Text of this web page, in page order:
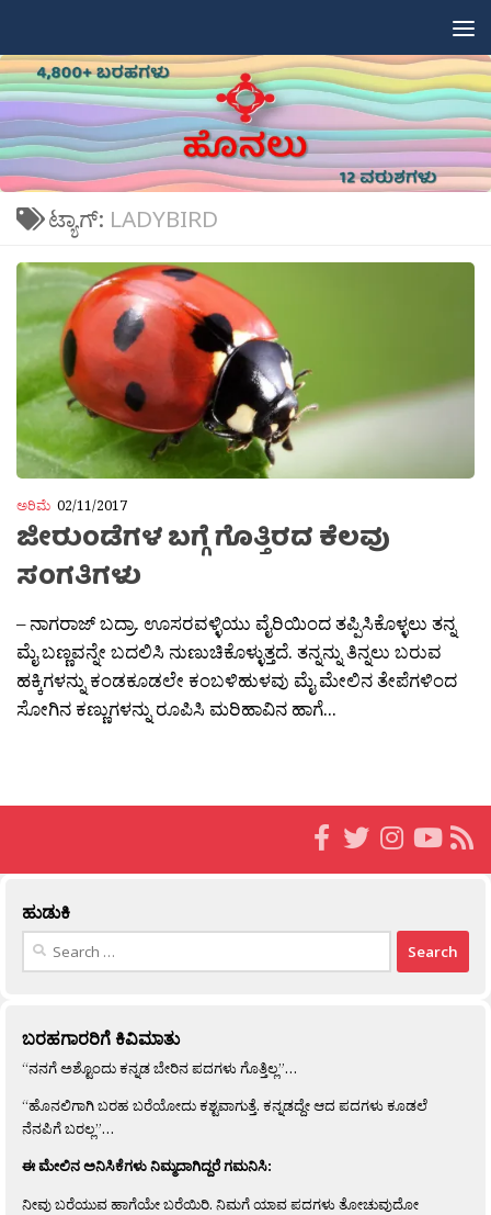
ಟ್ಯಾಗ್: LADYBIRD
ಅರಿಮೆ 02/11/2017
ಜೀರುಂಡೆಗಳ ಬಗ್ಗೆ ಗೊತ್ತಿರದ ಕೆಲವು
ಸಂಗತಿಗಳು
– ನಾಗರಾಜ್ ಬದ್ರಾ. ಊಸರವಳ್ಳಿಯು ವೈರಿಯಿಂದ ತಪ್ಪಿಸಿಕೊಳ್ಳಲು ತನ್ನ
ಮೈ ಬಣ್ಣವನ್ನೇ ಬದಲಿಸಿ ನುಣುಚಿಕೊಳ್ಳುತ್ತದೆ. ತನ್ನನ್ನು ತಿನ್ನಲು ಬರುವ
ಹಕ್ಕಿಗಳನ್ನು ಕಂಡಕೂಡಲೇ ಕಂಬಳಿಹುಳವು ಮೈ ಮೇಲಿನ ತೇಪೆಗಳಿಂದ
ಸೋಗಿನ ಕಣ್ಣುಗಳನ್ನು ರೂಪಿಸಿ ಮರಿಹಾವಿನ ಹಾಗೆ...
ಹುಡುಕಿ
Search
ಬರಹಗಾರರಿಗೆ ಕಿವಿಮಾತು
“ನನಗೆ ಅಶ್ಟೊಂದು ಕನ್ನಡ ಬೇರಿನ ಪದಗಳು ಗೊತ್ತಿಲ್ಲ”…
“ಹೊನಲಿಗಾಗಿ ಬರಹ ಬರೆಯೋದು ಕಶ್ಟವಾಗುತ್ತೆ. ಕನ್ನಡದ್ದೇ ಆದ ಪದಗಳು ಕೂಡಲೆ
ನೆನಪಿಗೆ ಬರಲ್ಲ”…
ಈ ಮೇಲಿನ ಅನಿಸಿಕೆಗಳು ನಿಮ್ಮದಾಗಿದ್ದರೆ ಗಮನಿಸಿ:
ನೀವು ಬರೆಯುವ ಹಾಗೆಯೇ ಬರೆಯಿರಿ. ನಿಮಗೆ ಯಾವ ಪದಗಳು ತೋಚುವುದೋ